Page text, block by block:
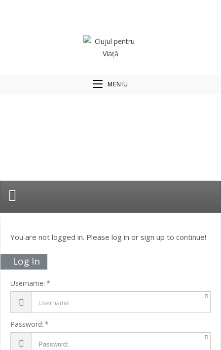
MENIU
You are not logged in. Please log in or sign up to continue!
Log In
Username:
Password: